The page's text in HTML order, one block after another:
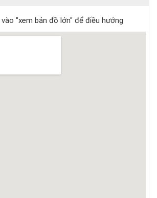
vào "xem bản đồ lớn" để điều hướng